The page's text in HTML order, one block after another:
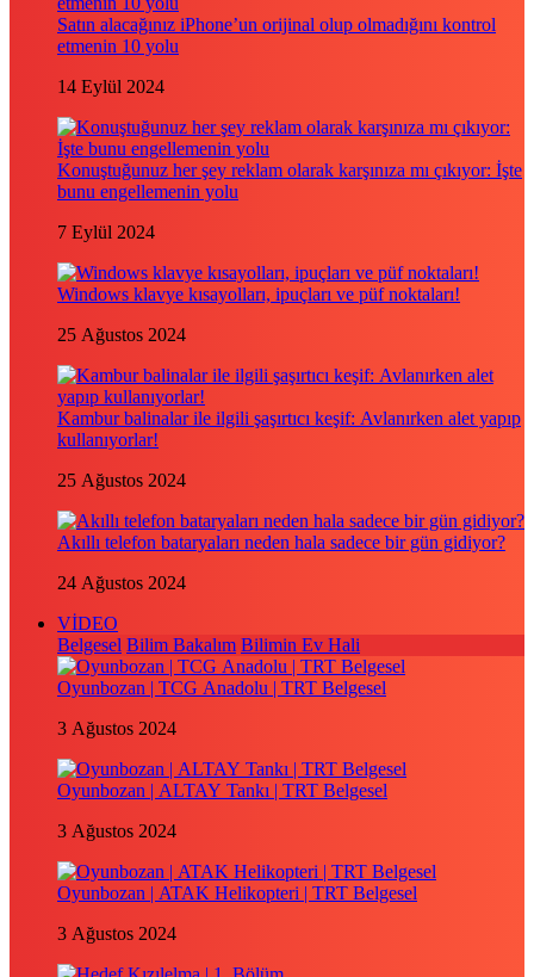
Satın alacağınız iPhone’un orijinal olup olmadığını kontrol
etmenin 10 yolu
14 Eylül 2024
Konuştuğunuz her şey reklam olarak karşınıza mı çıkıyor: İşte
bunu engellemenin yolu
7 Eylül 2024
Windows klavye kısayolları, ipuçları ve püf noktaları!
25 Ağustos 2024
Kambur balinalar ile ilgili şaşırtıcı keşif: Avlanırken alet yapıp
kullanıyorlar!
25 Ağustos 2024
Akıllı telefon bataryaları neden hala sadece bir gün gidiyor?
24 Ağustos 2024
VİDEO
Belgesel Bilim Bakalım Bilimin Ev Hali
Oyunbozan | TCG Anadolu | TRT Belgesel
3 Ağustos 2024
Oyunbozan | ALTAY Tankı | TRT Belgesel
3 Ağustos 2024
Oyunbozan | ATAK Helikopteri | TRT Belgesel
3 Ağustos 2024